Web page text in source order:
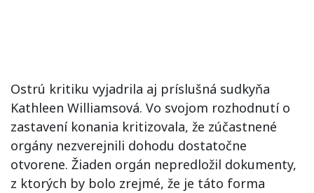
Ostrú kritiku vyjadrila aj príslušná sudkyňa
Kathleen Williamsová. Vo svojom rozhodnutí o
zastavení konania kritizovala, že zúčastnené
orgány nezverejnili dohodu dostatočne
otvorene. Žiaden orgán nepredložil dokumenty,
z ktorých by bolo zrejmé, že je táto forma